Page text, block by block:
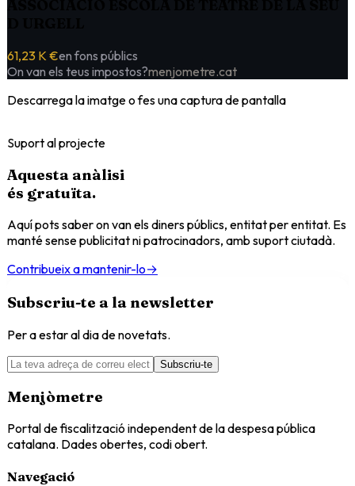
61,23 K €en fons públics
On van els teus impostos?menjometre.cat
Descarrega la imatge o fes una captura de pantalla
Suport al projecte
Aquesta anàlisi
és gratuïta.
Aquí pots saber on van els diners públics, entitat per entitat. Es
manté sense publicitat ni patrocinadors, amb suport ciutadà.
Contribueix a mantenir-lo→
Subscriu-te a la newsletter
Per a estar al dia de novetats.
Subscriu-te
Menjòmetre
Portal de fiscalització independent de la despesa pública
catalana. Dades obertes, codi obert.
Navegació